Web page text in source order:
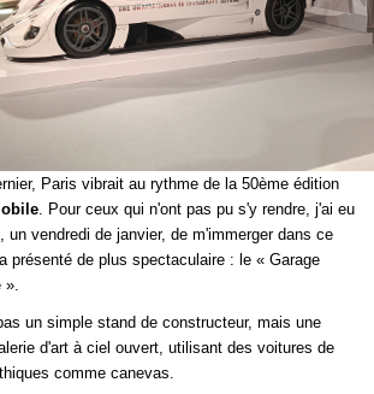
Paris vibrait au rythme de la 50ème édition
. Pour ceux qui n'ont pas pu s'y rendre, j'ai eu
un vendredi de janvier, de m'immerger dans ce
présenté de plus spectaculaire : le « Garage
».
un simple stand de constructeur, mais une
d'art à ciel ouvert, utilisant des voitures de
comme canevas.